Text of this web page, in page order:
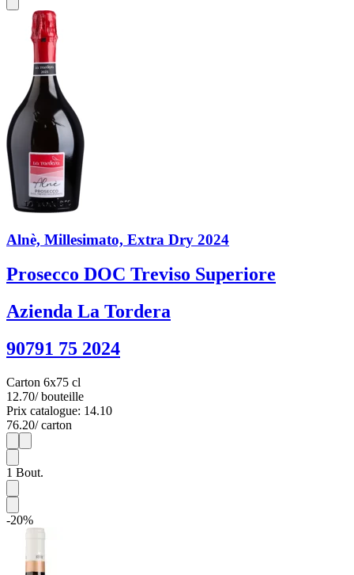
Alnè, Millesimato, Extra Dry 2024
Prosecco DOC Treviso Superiore
Azienda La Tordera
90791 75 2024
Carton 6x75 cl
12.70/ bouteille
Prix catalogue: 14.10
76.20/ carton
1
1 Bout.
-20%